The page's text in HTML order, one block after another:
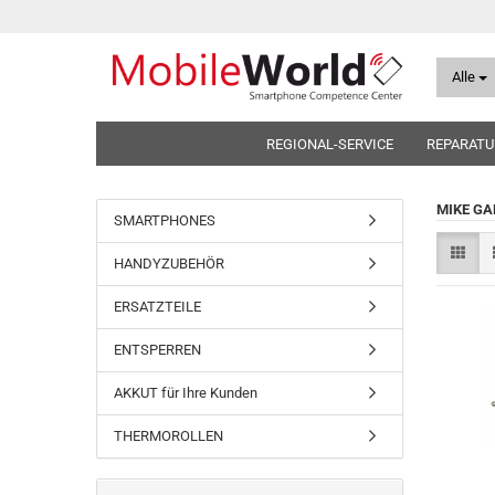
Alle
REGIONAL-SERVICE
MIKE
SMARTPHONES
HANDYZUBEHÖR
ERSATZTEILE
ENTSPERREN
AKKUT für Ihre Kunden
THERMOROLLEN